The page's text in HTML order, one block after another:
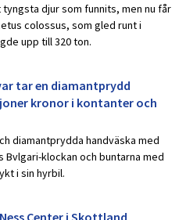
djur som funnits, men nu får
colossus, som gled runt i
upp till 320 ton.
tar en diamantprydd
kronor i kontanter och
diamantprydda handväska med
klockan och buntarna med
i sin hyrbil.
Center i Skottland